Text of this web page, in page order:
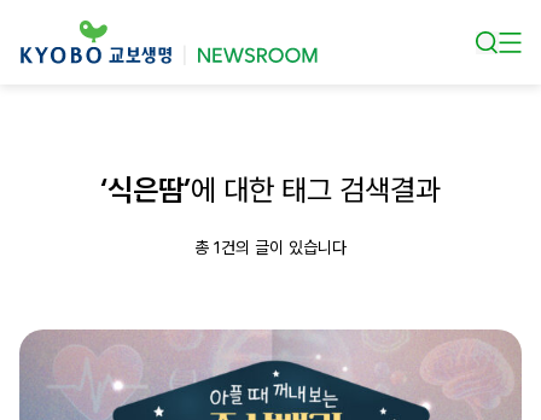
‘식은땀’에 대한 태그 검색결과
총 1건의 글이 있습니다